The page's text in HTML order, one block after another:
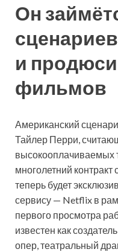
Он
и
фильмов
Американский
Тайлер Перри,
высокооплачиваемых
многолетний контракт
теперь будет
сервису — Netflix в
первого просмотра
известен как
опер, театральный